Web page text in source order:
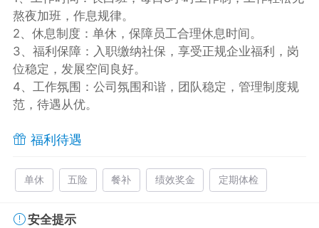
熬夜加班，作息规律。
2、休息制度：单休，保障员工合理休息时间。
3、福利保障：入职缴纳社保，享受正规企业福利，岗
位稳定，发展空间良好。
4、工作氛围：公司氛围和谐，团队稳定，管理制度规
范，待遇从优。
福利待遇
单休 五险 餐补 绩效奖金 定期体检
安全提示